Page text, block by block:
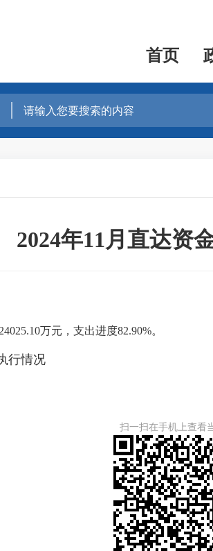
首页
2024年11月直达资
万元，支出进度82.90%。
行情况
扫一扫在手机上查看